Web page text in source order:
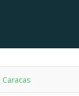
Caracas